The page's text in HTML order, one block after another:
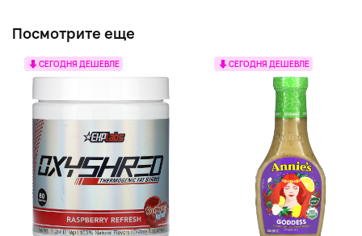
Посмотрите еще
СЕГОДНЯ ДЕШЕВЛЕ СЕГОДНЯ ДЕШЕВЛЕ